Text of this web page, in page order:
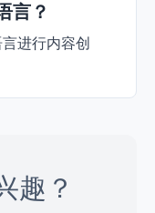
言？
进行内容创
趣？